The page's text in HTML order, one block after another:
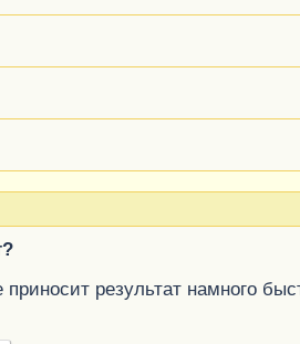
результат намного